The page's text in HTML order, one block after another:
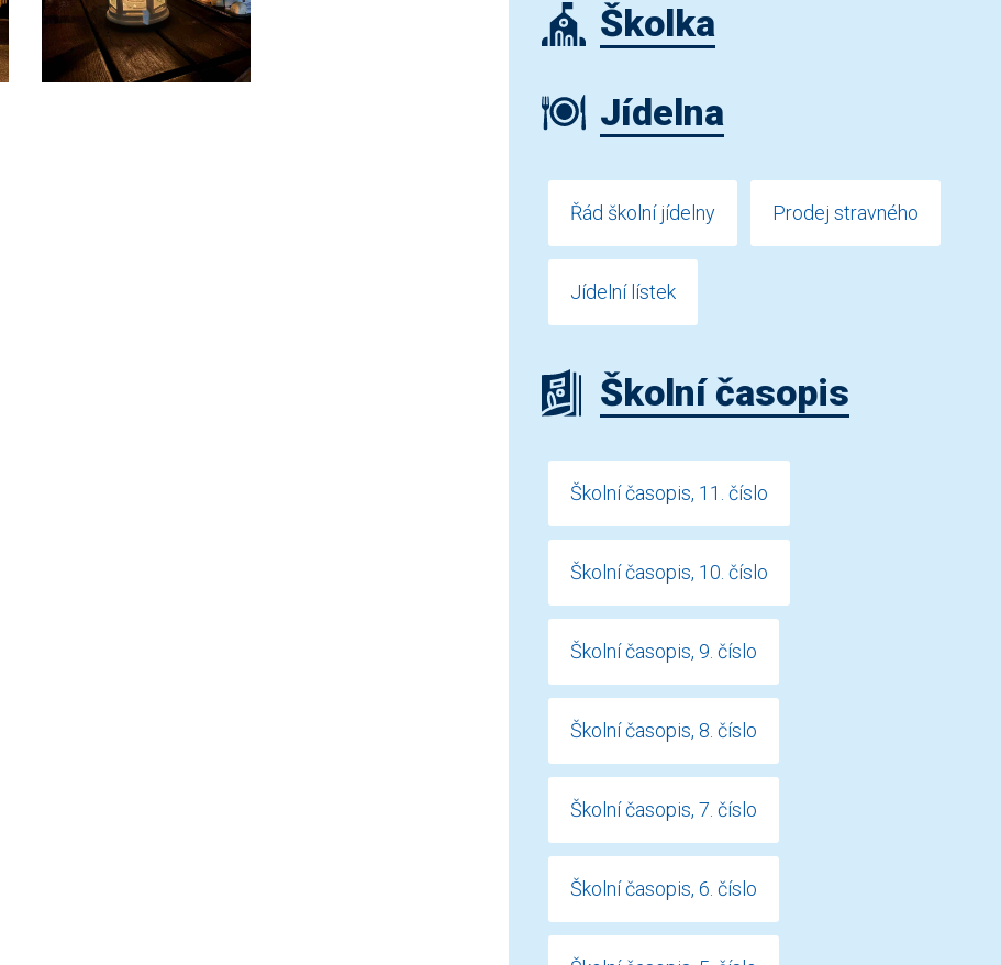
Školka
Jídelna
Řád školní jídelny Prodej stravného
Jídelní lístek
Školní časopis
Školní časopis, 11. číslo
Školní časopis, 10. číslo
Školní časopis, 9. číslo
Školní časopis, 8. číslo
Školní časopis, 7. číslo
Školní časopis, 6. číslo